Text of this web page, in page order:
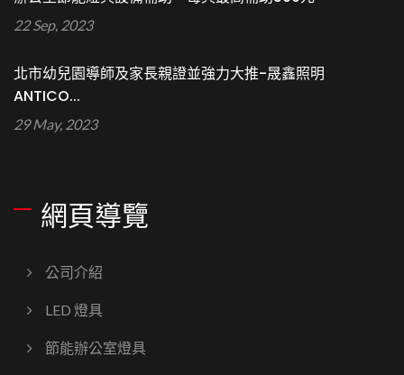
22 Sep, 2023
北市幼兒園導師及家長親證並強力大推-晟鑫照明
ANTICO...
29 May, 2023
網頁導覽
公司介紹
LED 燈具
節能辦公室燈具